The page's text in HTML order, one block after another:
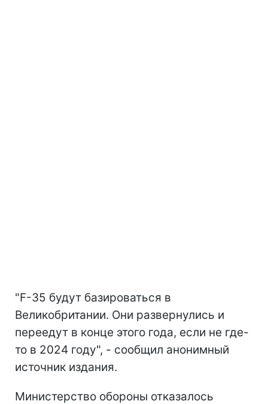
"F-35 будут базироваться в
Великобритании. Они развернулись и
переедут в конце этого года, если не где-
то в 2024 году", - сообщил анонимный
источник издания.
Министерство обороны отказалось